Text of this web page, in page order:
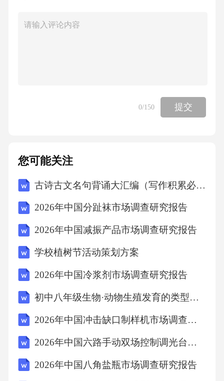
0/150 提交
您可能关注
古诗古文名句背诵大汇编（写作积累必需）
2026年中国分趾袜市场调查研究报告
2026年中国减振产品市场调查研究报告
学校植树节活动策划方案
2026年中国冷浆剂市场调查研究报告
初中八年级生物·动物生殖发育的类型适应与进化探析导学案
2026年中国冲击缺口制样机市场调查研究报告
2026年中国六路手动双场控制调光台市场调查研究报告
2026年中国八角盐瓶市场调查研究报告